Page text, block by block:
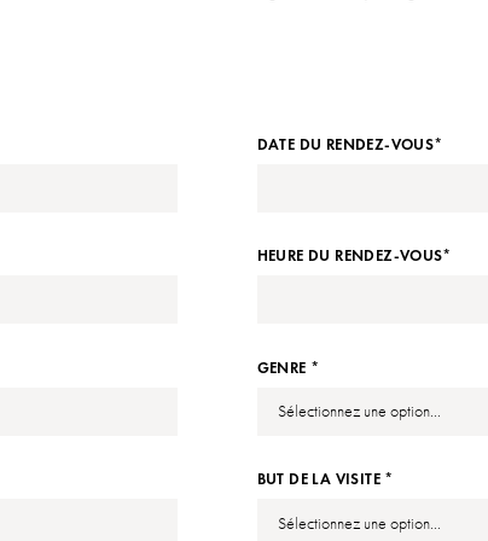
DATE DU RENDEZ-VOUS*
HEURE DU RENDEZ-VOUS*
GENRE *
BUT DE LA VISITE *